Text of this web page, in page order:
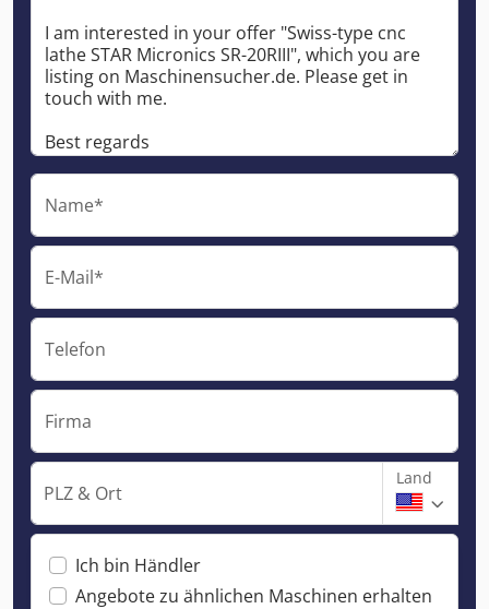
Name*
E-Mail*
Telefon
Firma
PLZ & Ort
Land
Ich bin Händler
Angebote zu ähnlichen Maschinen erhalten